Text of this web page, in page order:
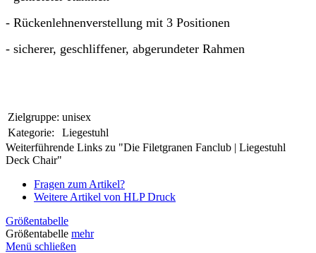
- Rückenlehnenverstellung mit 3 Positionen
- sicherer, geschliffener, abgerundeter Rahmen
Zielgruppe: unisex
Kategorie:
Liegestuhl
Weiterführende Links zu "Die Filetgranen Fanclub | Liegestuhl
Deck Chair"
Fragen zum Artikel?
Weitere Artikel von HLP Druck
Größentabelle
Größentabelle mehr
Menü schließen